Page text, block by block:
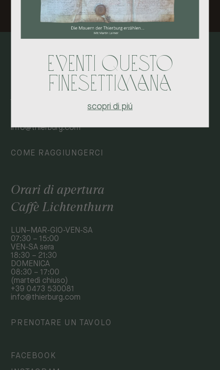
Eventi questo
finesettimana
scopri di piú
Contatti
Ansitz Thierburg
info@thierburg.com
COME RAGGIUNGERCI
Orari di apertura
Caffè Lichtenthurn
LUN–MAR-GIO-VEN-SA
07:30 – 15:00
VEN-SA sera
18:30 – 21:30
DOMENICA
08:30 – 17:00
(martedì chiuso)
+39 0473 530081
info@thierburg.com
PRENOTARE UN TAVOLO
FACEBOOK